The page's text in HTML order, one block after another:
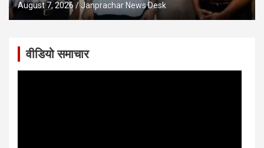
August 7, 2026 Janprachar News Desk
वीडियो समाचार